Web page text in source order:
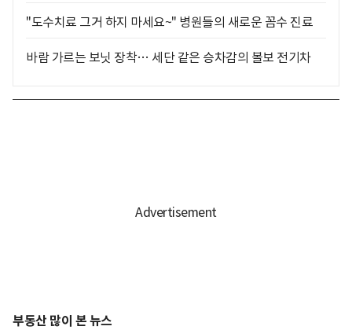
"도수치료 그거 하지 마세요~" 병원들의 새로운 꼼수 진료
바람 가르는 보닛 장착… 세단 같은 승차감의 볼보 전기차
부동산 많이 본 뉴스